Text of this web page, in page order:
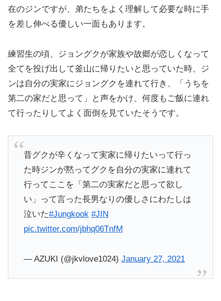
在のジンですが、弟たちをよく理解して必要な時に手
を差し伸べる優しい一面もあります。
練習生の頃、ジョングクが家族や故郷が恋しくなって
全てを投げ出して釜山に帰りたいと思っていた時、ジ
ンは自分の実家にジョングクを連れて行き、「うちを
第二の家だと思って」と声をかけ、何度もご飯に連れ
て行ったりしてよく面倒を見ていたそうです。
昔グクが辛くなって実家に帰りたいって行っ
た時ジンが黙ってグクを自分の実家に連れて
行ってここを「第二の実家だと思って欲し
い」って言った長男なりの優しさにわたしは
泣いた#Jungkook #JIN
pic.twitter.com/jbhq06TnfM
— AZUKI (@jkvlove1024) January 27, 2021